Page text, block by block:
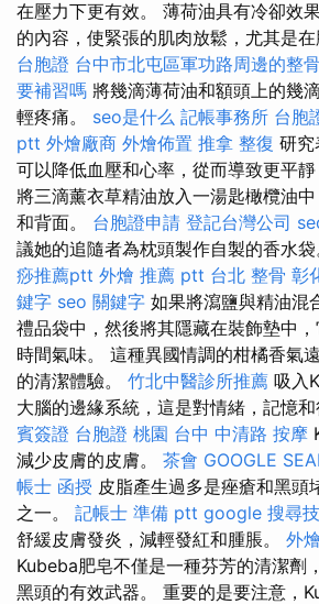
在壓力下更有效。 薄荷油具有冷卻效
的內容，使緊張的肌肉放鬆，尤其是在
台胞證 台中市北屯區軍功路周邊的整
要補習嗎 將幾滴薄荷油和額頭上的幾
輕疼痛。 seo是什么 記帳事務所 台胞
ptt 外燴廠商 外燴佈置 推拿 整復 研究
可以降低血壓和心率，從而導致更平靜
將三滴薰衣草精油放入一湯匙橄欖油
和背面。 台胞證申請 登記台灣公司
議她的追隨者為枕頭製作自製的香水袋
痧推薦ptt 外燴 推薦 ptt 台北 整骨 彰
鍵字 seo 關鍵字 如果將瀉鹽與精油混
禮品袋中，然後將其隱藏在裝飾墊中
時間氣味。 這種異國情調的柑橘香氣
的清潔體驗。 竹北中醫診所推薦 吸入
大腦的邊緣系統，這是對情緒，記憶和
賓簽證 台胞證 桃園 台中 中清路 按摩
減少皮膚的皮膚。 茶會 GOOGLE
帳士 函授 皮脂產生過多是痤瘡和黑頭
之一。 記帳士 準備 ptt google 搜尋
舒緩皮膚發炎，減輕發紅和腫脹。 外
Kubeba肥皂不僅是一種芬芳的清潔劑
黑頭的有效武器。 重要的是要注意，